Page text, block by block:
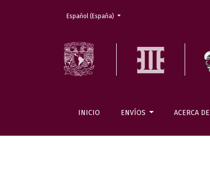
INICIO ENVÍOS ACERCA DE
Cambiar el idioma. El actual es:
Español (España)